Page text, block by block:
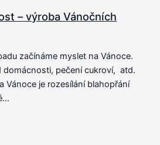
– výroba Vánočních
začínáme myslet na Vánoce.
domácnosti, pečení cukroví, atd.
Vánoce je rozesílání blahopřání